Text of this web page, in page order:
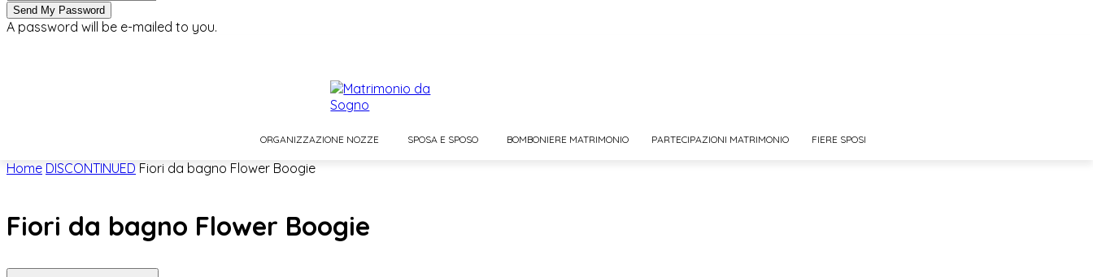
A password will be e-mailed to you.
ORGANIZZAZIONE NOZZE SPOSA E SPOSO BOMBONIERE MATRIMONIO PARTECIPAZIONI MATRIMONIO FIERE SPOSI
Home DISCONTINUED Fiori da bagno Flower Boogie
Fiori da bagno Flower Boogie